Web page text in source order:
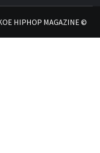
HIPHOP MAGAZINE ©